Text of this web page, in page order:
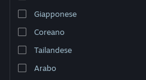
Cambia la lingua
Ottieni l'app mobile di Steam
Visualizza il sito web per desktop
Giapponese
Coreano
Tailandese
Arabo
0 risultati corrispondono alla tua ricerca.
in base alle tue preferenze.